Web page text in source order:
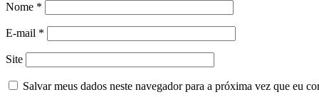
Nome *
E-mail *
Site
Salvar meus dados neste navegador para a próxima vez que eu